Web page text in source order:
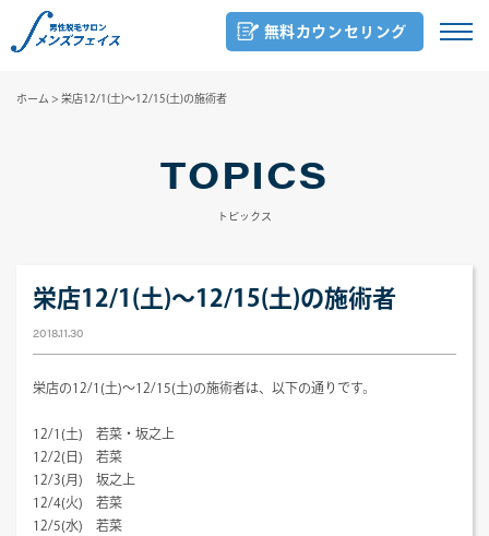
無料カウンセリング
ホーム > 栄店12/1(土)～12/15(土)の施術者
TOPICS
トピックス
栄店12/1(土)～12/15(土)の施術者
2018.11.30
栄店の12/1(土)～12/15(土)の施術者は、以下の通りです。
12/1(土) 若菜・坂之上
12/2(日) 若菜
12/3(月) 坂之上
12/4(火) 若菜
12/5(水) 若菜